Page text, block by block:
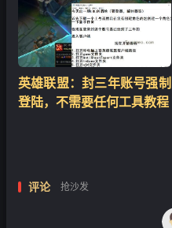
英雄联盟：封三年账号强制
登陆，不需要任何工具教程
评论 抢沙发